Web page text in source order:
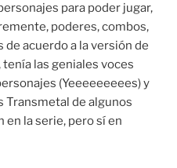
para poder jugar,
poderes, combos,
acuerdo a la versión de
tenía las geniales voces
(Yeeeeeeeees) y
Transmetal de algunos
en la serie, pero sí en